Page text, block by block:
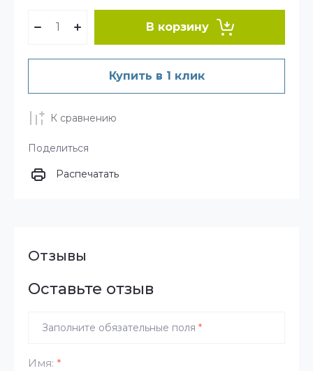
В корзину
Купить в 1 клик
К сравнению
Поделиться
Распечатать
Отзывы
Оставьте отзыв
Заполните обязательные поля *
Имя: *